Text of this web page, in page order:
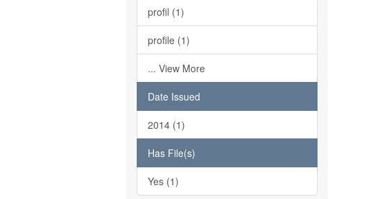
profil (1)
profile (1)
... View More
Date Issued
2014 (1)
Has File(s)
Yes (1)